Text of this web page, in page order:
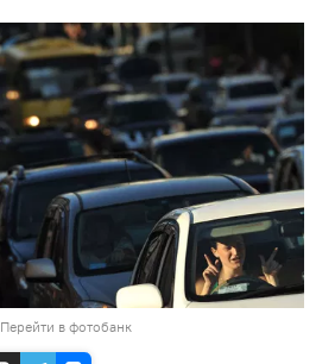
Перейти в фотобанк